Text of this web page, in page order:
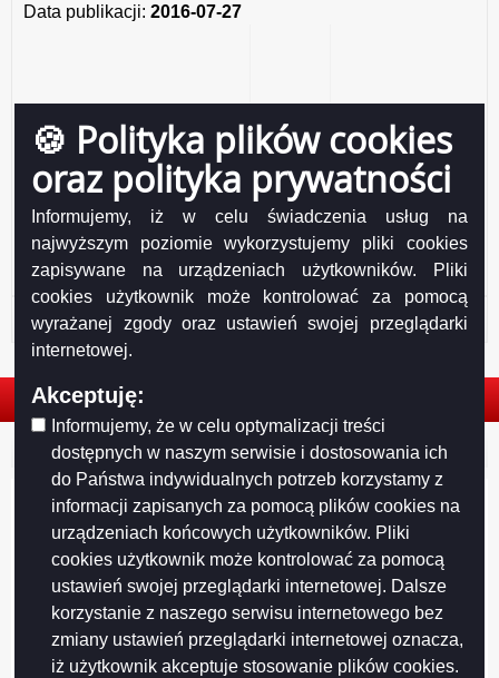
🍪 Polityka plików cookies
oraz polityka prywatności
Informujemy, iż w celu świadczenia usług na
najwyższym poziomie wykorzystujemy pliki cookies
zapisywane na urządzeniach użytkowników. Pliki
cookies użytkownik może kontrolować za pomocą
wyrażanej zgody oraz ustawień swojej przeglądarki
internetowej.
Akceptuję:
Informujemy, że w celu optymalizacji treści
dostępnych w naszym serwisie i dostosowania ich
do Państwa indywidualnych potrzeb korzystamy z
informacji zapisanych za pomocą plików cookies na
urządzeniach końcowych użytkowników. Pliki
cookies użytkownik może kontrolować za pomocą
ustawień swojej przeglądarki internetowej. Dalsze
korzystanie z naszego serwisu internetowego bez
zmiany ustawień przeglądarki internetowej oznacza,
iż użytkownik akceptuje stosowanie plików cookies.
Data publikacji: 2016-07-27
Drukuj do PDF
Drukuj
Historia strony
© 2026. Urząd Miejski w Suwałkach. Wszystkie prawa zastrzeżone.